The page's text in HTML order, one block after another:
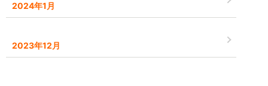
2024年1月
2023年12月